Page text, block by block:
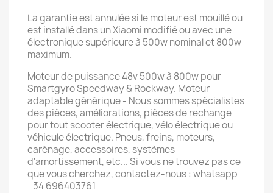
La garantie est annulée si le moteur est mouillé ou
est installé dans un Xiaomi modifié ou avec une
électronique supérieure à 500w nominal et 800w
maximum.
Moteur de puissance 48v 500w à 800w pour
Smartgyro Speedway & Rockway. Moteur
adaptable générique - Nous sommes spécialistes
des pièces, améliorations, pièces de rechange
pour tout scooter électrique, vélo électrique ou
véhicule électrique. Pneus, freins, moteurs,
carénage, accessoires, systèmes
d'amortissement, etc... Si vous ne trouvez pas ce
que vous cherchez, contactez-nous : whatsapp
+34 696403761